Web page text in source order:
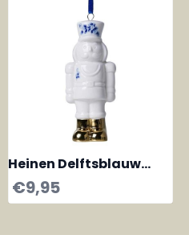
Heinen Delftsblauw
hanger Notenkraker
€9,95